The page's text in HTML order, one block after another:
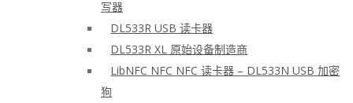
写器
DL533R USB 读卡器
DL533R XL 原始设备制造商
LibNFC NFC NFC 读卡器 – DL533N USB 加密
狗